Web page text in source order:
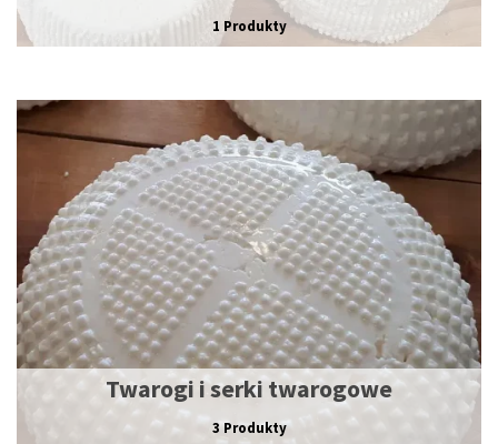
1 Produkty
Twarogi i serki twarogowe
3 Produkty